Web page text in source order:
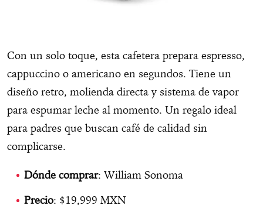
Con un solo toque, esta cafetera prepara espresso,
cappuccino o americano en segundos. Tiene un
diseño retro, molienda directa y sistema de vapor
para espumar leche al momento. Un regalo ideal
para padres que buscan café de calidad sin
complicarse.
Dónde comprar: William Sonoma
Precio: $19,999 MXN